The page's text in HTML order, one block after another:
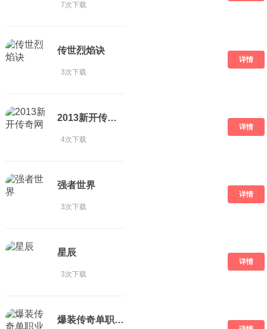
7次下载
传世烈焰诀
3次下载
详情
2013新开传奇网
4次下载
详情
强者世界
3次下载
详情
星辰
3次下载
详情
爆装传奇单职业雷霆